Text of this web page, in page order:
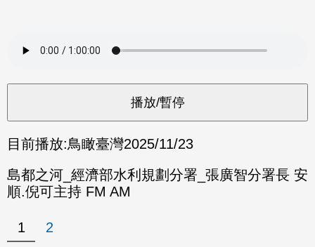
目前播放:鳥瞰臺灣2025/11/23
島都之河_經濟部水利規劃分署_張廣智分署長 安
順.倪可主持 FM AM
1 2